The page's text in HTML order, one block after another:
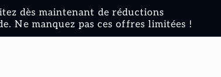
dès maintenant de réductions
Ne manquez pas ces offres limitées !